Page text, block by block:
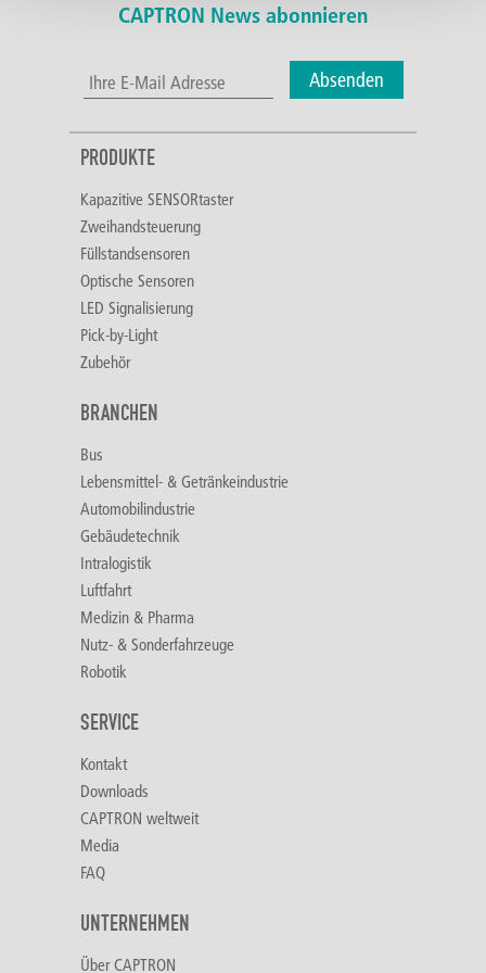
CAPTRON News abonnieren
Absenden
PRODUKTE
Kapazitive SENSORtaster
Zweihandsteuerung
Füllstandsensoren
Optische Sensoren
LED Signalisierung
Pick-by-Light
Zubehör
BRANCHEN
Bus
Lebensmittel- & Getränkeindustrie
Automobilindustrie
Gebäudetechnik
Intralogistik
Luftfahrt
Medizin & Pharma
Nutz- & Sonderfahrzeuge
Robotik
SERVICE
Kontakt
Downloads
CAPTRON weltweit
Media
FAQ
UNTERNEHMEN
Über CAPTRON